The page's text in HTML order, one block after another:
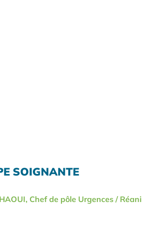
SOIGNANTE
Chef de pôle Urgences /